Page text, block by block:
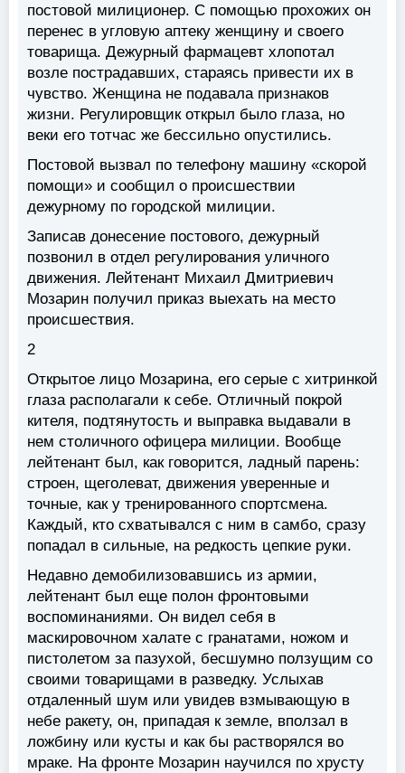
постовой милиционер. С помощью прохожих он
перенес в угловую аптеку женщину и своего
товарища. Дежурный фармацевт хлопотал
возле пострадавших, стараясь привести их в
чувство. Женщина не подавала признаков
жизни. Регулировщик открыл было глаза, но
веки его тотчас же бессильно опустились.
Постовой вызвал по телефону машину «скорой
помощи» и сообщил о происшествии
дежурному по городской милиции.
Записав донесение постового, дежурный
позвонил в отдел регулирования уличного
движения. Лейтенант Михаил Дмитриевич
Мозарин получил приказ выехать на место
происшествия.
2
Открытое лицо Мозарина, его серые с хитринкой
глаза располагали к себе. Отличный покрой
кителя, подтянутость и выправка выдавали в
нем столичного офицера милиции. Вообще
лейтенант был, как говорится, ладный парень:
строен, щеголеват, движения уверенные и
точные, как у тренированного спортсмена.
Каждый, кто схватывался с ним в самбо, сразу
попадал в сильные, на редкость цепкие руки.
Недавно демобилизовавшись из армии,
лейтенант был еще полон фронтовыми
воспоминаниями. Он видел себя в
маскировочном халате с гранатами, ножом и
пистолетом за пазухой, бесшумно ползущим со
своими товарищами в разведку. Услыхав
отдаленный шум или увидев взмывающую в
небе ракету, он, припадая к земле, вползал в
ложбину или кусты и как бы растворялся во
мраке. На фронте Мозарин научился по хрусту